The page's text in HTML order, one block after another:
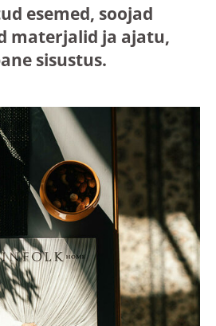
esemed, soojad
materjalid ja ajatu,
sisustus.